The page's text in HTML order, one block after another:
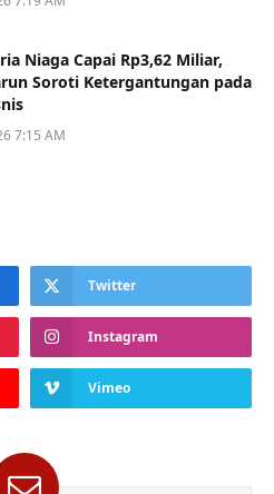
Niaga Capai Rp3,62 Miliar,
Soroti Ketergantungan pada
7:15 AM
Twitter
Instagram
Vimeo